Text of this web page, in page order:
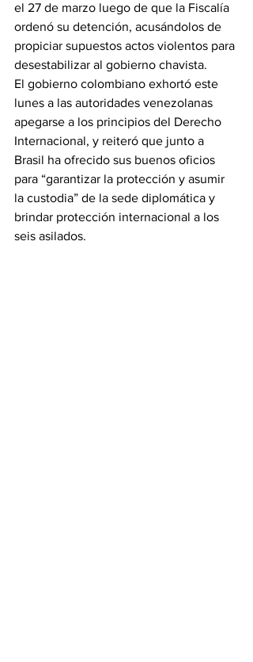
el 27 de marzo luego de que la Fiscalía
ordenó su detención, acusándolos de
propiciar supuestos actos violentos para
desestabilizar al gobierno chavista.
El gobierno colombiano exhortó este
lunes a las autoridades venezolanas
apegarse a los principios del Derecho
Internacional, y reiteró que junto a
Brasil ha ofrecido sus buenos oficios
para “garantizar la protección y asumir
la custodia” de la sede diplomática y
brindar protección internacional a los
seis asilados.